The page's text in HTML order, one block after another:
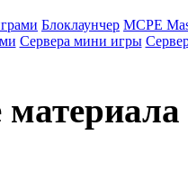
Блоклаунчер MCPE
Сервера мини игры